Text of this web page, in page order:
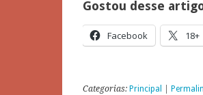
Gostou desse
Facebook 18+
Categorias: Principal